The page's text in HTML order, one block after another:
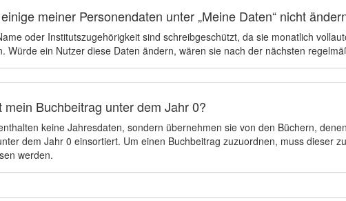
meiner Personendaten unter „Meine Daten“ nicht
oder Institutszugehörigkeit sind schreibgeschützt, da sie monatlich
Würde ein Nutzer diese Daten ändern, wären sie nach der nächsten
mein Buchbeitrag unter dem Jahr 0?
keine Jahresdaten, sondern übernehmen sie von den Büchern,
dem Jahr 0 einsortiert. Um einen Buchbeitrag zuzuordnen, muss dieser
werden.